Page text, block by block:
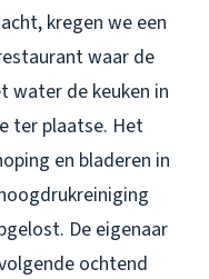
kregen we een
waar de
water de keuken in
ter plaatse. Het
en bladeren in
De eigenaar
ochtend